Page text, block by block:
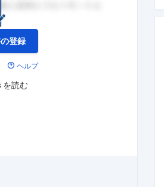
登録
ヘルプ
を読む